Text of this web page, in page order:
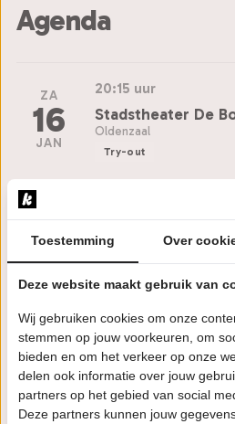
Agenda
ZA
16
JAN
20:15 uur
Stadstheater De
Oldenzaal
Try-out
21
20:15 uur
Munttheater
Bestel
ZA 20:00 uur
Toestemming Over
Deze website maakt gebruik van
Wij gebruiken cookies om onze
stemmen op jouw voorkeuren, om
bieden en om het verkeer op onze
delen ook informatie over jouw
partners op het gebied van social
Deze partners kunnen jouw